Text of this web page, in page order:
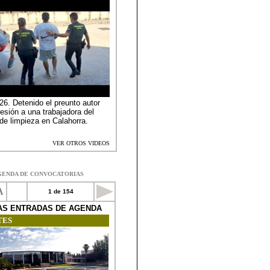
DE CONVOCATORIAS